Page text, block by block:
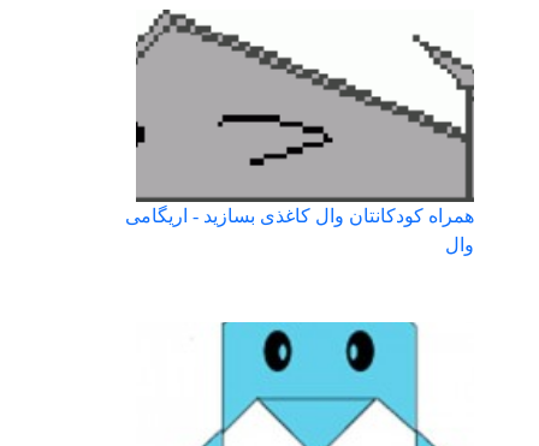
همراه کودکانتان وال کاغذی بسازید - اریگامی
وال